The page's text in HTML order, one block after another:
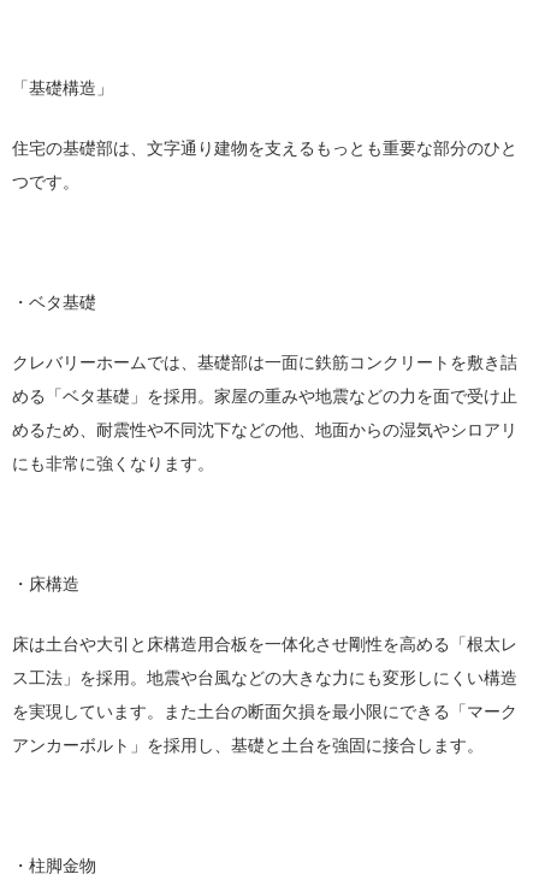
「基礎構造」
住宅の基礎部は、文字通り建物を支えるもっとも重要な部分のひと
つです。
・ベタ基礎
クレバリーホームでは、基礎部は一面に鉄筋コンクリートを敷き詰
める「ベタ基礎」を採用。家屋の重みや地震などの力を面で受け止
めるため、耐震性や不同沈下などの他、地面からの湿気やシロアリ
にも非常に強くなります。
・床構造
床は土台や大引と床構造用合板を一体化させ剛性を高める「根太レ
ス工法」を採用。地震や台風などの大きな力にも変形しにくい構造
を実現しています。また土台の断面欠損を最小限にできる「マーク
アンカーボルト」を採用し、基礎と土台を強固に接合します。
・柱脚金物